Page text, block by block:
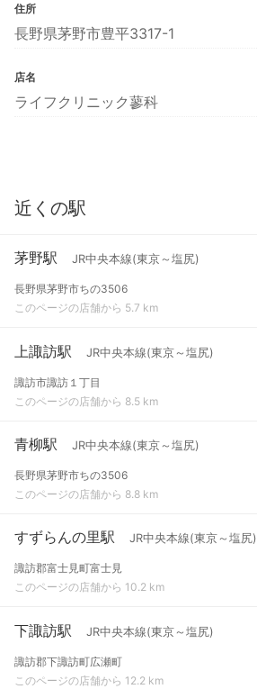
住所
長野県茅野市豊平3317-1
店名
ライフクリニック蓼科
近くの駅
茅野駅 JR中央本線(東京～塩尻)
長野県茅野市ちの3506
このページの店舗から 5.7 km
上諏訪駅 JR中央本線(東京～塩尻)
諏訪市諏訪１丁目
このページの店舗から 8.5 km
青柳駅 JR中央本線(東京～塩尻)
長野県茅野市ちの3506
このページの店舗から 8.8 km
すずらんの里駅 JR中央本線(東京～塩尻)
諏訪郡富士見町富士見
このページの店舗から 10.2 km
下諏訪駅 JR中央本線(東京～塩尻)
諏訪郡下諏訪町広瀬町
このページの店舗から 12.2 km